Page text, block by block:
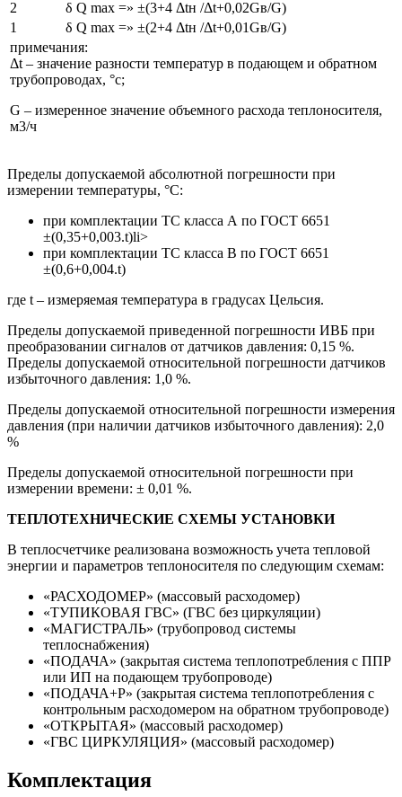
2
δ Q max =» ±(3+4 Δtн /Δt+0,02Gв/G)
1
δ Q max =» ±(2+4 Δtн /Δt+0,01Gв/G)
примечания:
Δt – значение разности температур в подающем и обратном
трубопроводах, °с;
G – измеренное значение объемного расхода теплоносителя,
м3/ч
Пределы допускаемой абсолютной погрешности при
измерении температуры, °C:
при комплектации ТС класса А по ГОСТ 6651
±(0,35+0,003.t)li>
при комплектации ТС класса В по ГОСТ 6651
±(0,6+0,004.t)
где t – измеряемая температура в градусах Цельсия.
Пределы допускаемой приведенной погрешности ИВБ при
преобразовании сигналов от датчиков давления: 0,15 %.
Пределы допускаемой относительной погрешности датчиков
избыточного давления: 1,0 %.
Пределы допускаемой относительной погрешности измерения
давления (при наличии датчиков избыточного давления): 2,0
%
Пределы допускаемой относительной погрешности при
измерении времени: ± 0,01 %.
ТЕПЛОТЕХНИЧЕСКИЕ СХЕМЫ УСТАНОВКИ
В теплосчетчике реализована возможность учета тепловой
энергии и параметров теплоносителя по следующим схемам:
«РАСХОДОМЕР» (массовый расходомер)
«ТУПИКОВАЯ ГВС» (ГВС без циркуляции)
«МАГИСТРАЛЬ» (трубопровод системы
теплоснабжения)
«ПОДАЧА» (закрытая система теплопотребления с ППР
или ИП на подающем трубопроводе)
«ПОДАЧА+Р» (закрытая система теплопотребления с
контрольным расходомером на обратном трубопроводе)
«ОТКРЫТАЯ» (массовый расходомер)
«ГВС ЦИРКУЛЯЦИЯ» (массовый расходомер)
Комплектация